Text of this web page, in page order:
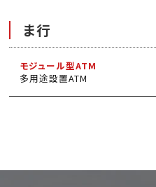
ま行
モジュール型ATM
多用途設置ATM